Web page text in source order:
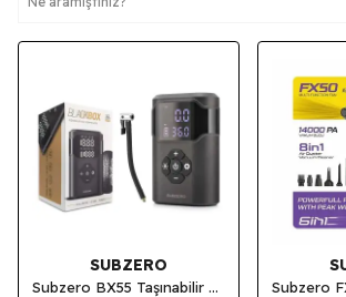
SUBZERO
Subzero BX55 Taşınabilir Akıllı Kablosuz Hava Kompresörü - Dijital Ekranlı Şarj Edilebilir Lastik Şişirme Pompası